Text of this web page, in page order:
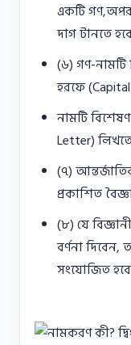
একটি
দাগ টানতে
(৬) গণ-
হরফে
নামটি
Letter)
(৭)
প্রকাশিত
(৮) যে
বর্ণনা দিবেন,
সংযােজিত